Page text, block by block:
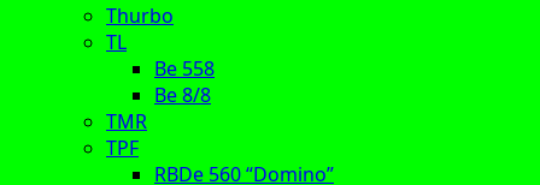
Thurbo
TL
Be 558
Be 8/8
TMR
TPF
RBDe 560 “Domino”